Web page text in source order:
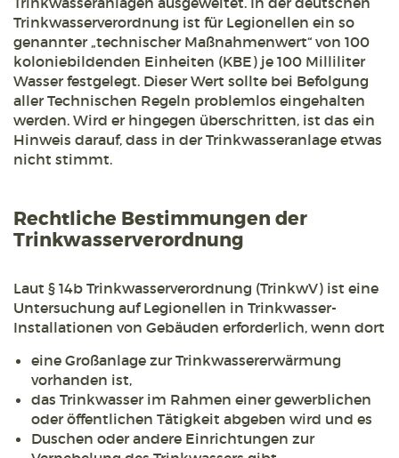
Trinkwasserverordnung ist für Legionellen ein so
genannter „technischer Maßnahmenwert“ von 100
koloniebildenden Einheiten (KBE) je 100 Milliliter
Wasser festgelegt. Dieser Wert sollte bei Befolgung
aller Technischen Regeln problemlos eingehalten
werden. Wird er hingegen überschritten, ist das ein
Hinweis darauf, dass in der Trinkwasseranlage etwas
nicht stimmt.
Rechtliche Bestimmungen der
Trinkwasserverordnung
Laut § 14b Trinkwasserverordnung (TrinkwV) ist eine
Untersuchung auf Legionellen in Trinkwasser-
Installationen von Gebäuden erforderlich, wenn dort
eine Großanlage zur Trinkwassererwärmung
vorhanden ist,
das Trinkwasser im Rahmen einer gewerblichen
oder öffentlichen Tätigkeit abgeben wird und es
Duschen oder andere Einrichtungen zur